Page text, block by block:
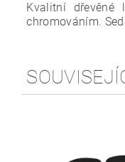
Kvalitní dřevěné
chromováním.